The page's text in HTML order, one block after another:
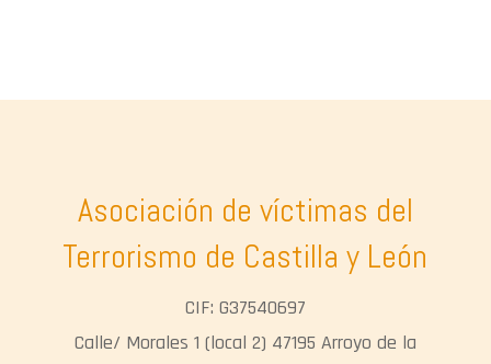
Asociación de víctimas del
Terrorismo de Castilla y León
CIF: G37540697
Calle/ Morales 1 (local 2) 47195 Arroyo de la